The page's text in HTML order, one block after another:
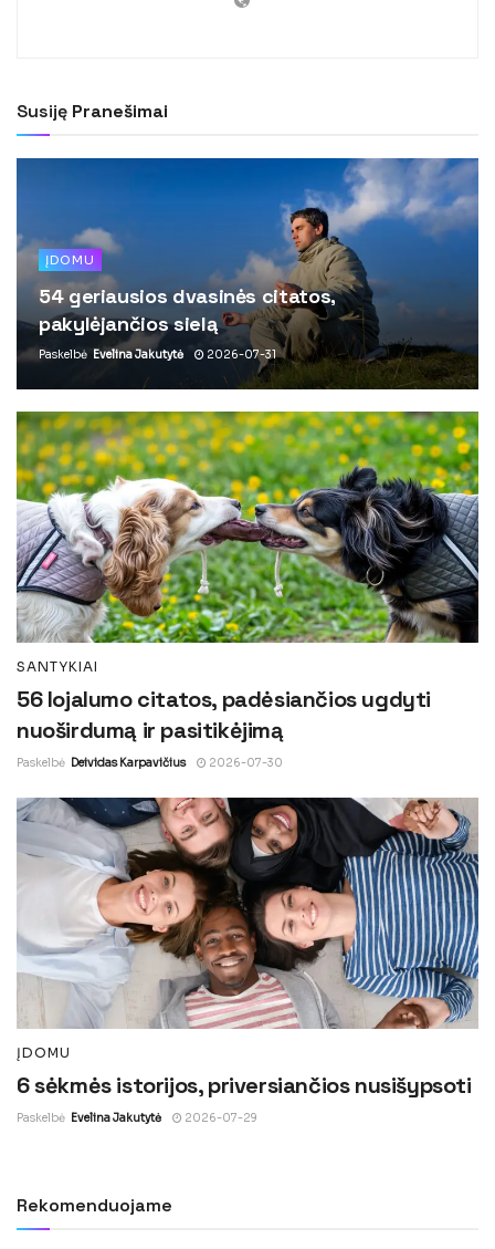
Susiję Pranešimai
ĮDOMU
54 geriausios dvasinės citatos,
pakylėjančios sielą
Paskelbė Evelina Jakutytė 2026-07-31
SANTYKIAI
56 lojalumo citatos, padėsiančios ugdyti
nuoširdumą ir pasitikėjimą
Paskelbė Deividas Karpavičius 2026-07-30
ĮDOMU
6 sėkmės istorijos, priversiančios nusišypsoti
Paskelbė Evelina Jakutytė 2026-07-29
Rekomenduojame